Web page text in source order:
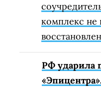
комплекс не
РФ ударила